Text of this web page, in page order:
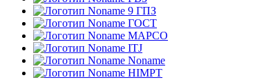
9 ГПЗ
ГОСТ
MAPCO
ITJ
Noname
HIMPT